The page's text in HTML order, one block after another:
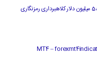
مقامات تایلندی ملی پرتغالی را با 580 میلیون دلار کلاهبرداری رمزنگاری